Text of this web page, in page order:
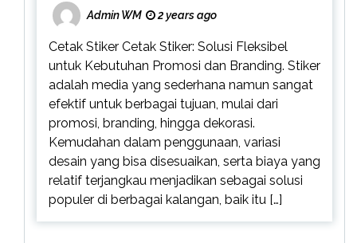
Admin WM 2 years ago
Cetak Stiker Cetak Stiker: Solusi Fleksibel
untuk Kebutuhan Promosi dan Branding. Stiker
adalah media yang sederhana namun sangat
efektif untuk berbagai tujuan, mulai dari
promosi, branding, hingga dekorasi.
Kemudahan dalam penggunaan, variasi
desain yang bisa disesuaikan, serta biaya yang
relatif terjangkau menjadikan sebagai solusi
populer di berbagai kalangan, baik itu […]